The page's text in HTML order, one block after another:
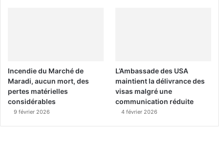
Incendie du Marché de
Maradi, aucun mort, des
pertes matérielles
considérables
9 février 2026
L’Ambassade des USA
maintient la délivrance des
visas malgré une
communication réduite
4 février 2026